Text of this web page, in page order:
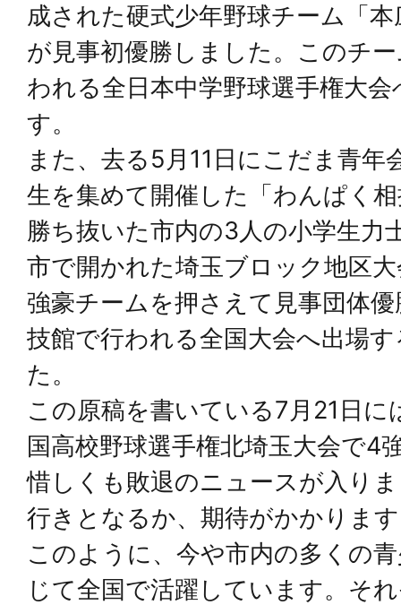
成された硬式少年野球チーム「
が見事初優勝しました。このチ
われる全日本中学野球選手権大
す。
また、去る5月11日にこだま青年
生を集めて開催した「わんぱく
勝ち抜いた市内の3人の小学生力
市で開かれた埼玉ブロック地区
強豪チームを押さえて見事団体
技館で行われる全国大会へ出場
た。
この原稿を書いている7月21日に
国高校野球選手権北埼玉大会で4
惜しくも敗退のニュースが入り
行きとなるか、期待がかかりま
このように、今や市内の多くの
じて全国で活躍しています。そ